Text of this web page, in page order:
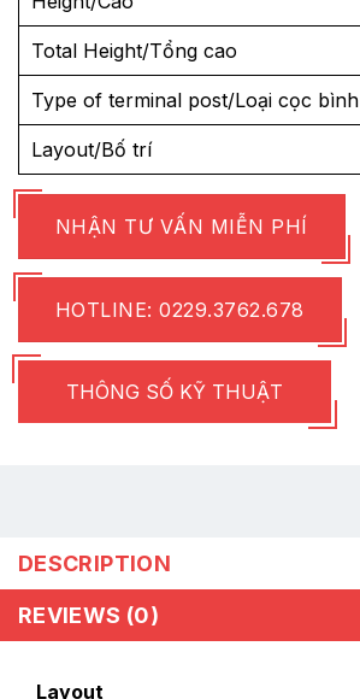
Total Height/Tổng cao
Type of terminal post/Loại cọc bình
Layout/Bố trí
NHẬN TƯ VẤN MIỄN PHÍ
HOTLINE: 0229.3762.678
THÔNG SỐ KỸ THUẬT
DESCRIPTION
REVIEWS (0)
Layout